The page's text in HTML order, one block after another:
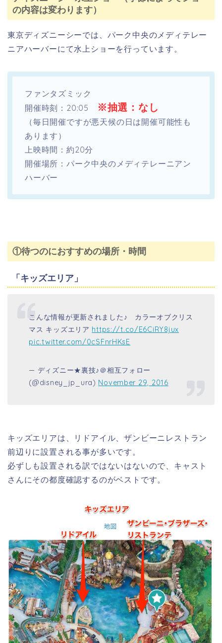
の内容は変わります）
東京ディズニーシーでは、パーク中央のメディテレー
ニアハーバーにて水上ショーを行っています。
ファンタズミック
開催時刻：20:05
※抽選：なし
（毎日開催ですが悪天候の日は開催可能性も
あります）
上映時間：約20分
開催場所：パーク中央のメディテレーニアン
ハーバー
①待つのにおすすめの場所・時間
「キッズエリア」
こんな情報が更新されました♪ カラーオブクリス
マス キッズエリア https://t.co/E6CiRY8jux
pic.twitter.com/0cSFnrHKsE
— ディズニー★裏技♪＠相互フォロー
(@disney_jp_ura) November 29, 2016
キッズエリアは、リドアイル、ザンビーニレストラン
前辺りに設置される事が多いです。
必ずしも設置される訳ではないはないので、キャスト
さんにその都度確認するのがベストです。